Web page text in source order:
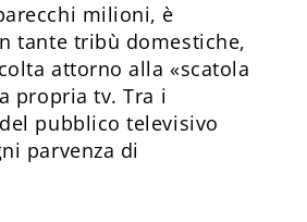
milioni, è
tante tribù domestiche,
attorno alla «scatola
propria tv. Tra i
pubblico televisivo
parvenza di